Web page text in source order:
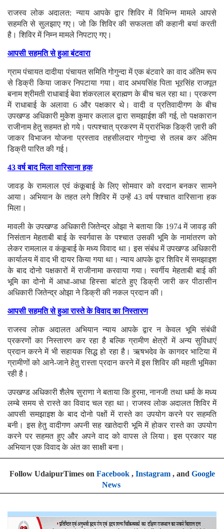
राजस्व लोक अदालत: न्याय आपके द्वार शिविर में विभिन्न मामले आपसे
सहमति से सुलझाए गए। जो कि शिविर की सफलता की कहानी बयां करती
है। शिविर में निम्न मामले निपटाए गए।
आपसी सहमति से हुआ बंटवारा
ग्राम पंचायत दादीया पंचायत समिति गोगुन्दा में एक बंटवारे का वाद अंतिम रूप
से डिक्री किया जाकर निपटाया गया। वाद अभयसिंह पिता भूरसिंह राजपूत
बनाम श्रीमती राधाबाई बेवा शंकरलाल ब्राह्मण के बीच चल रहा था। प्रकरण
में राधाबाई के अलावा 6 और पक्षकार थे। वादी व प्रतिवादीगण के बीच
उपखण्ड अधिकारी मुकेश कुमार कलाल द्वारा समझाईश की गई, तो पक्षकारान
राजीनाम हेतु सहमत हो गये। पत्पश्चात् प्रकरण में प्रारंभिक डिक्री ज़ारी की
जाकर विभाजन योजना प्रस्ताव तहसीलदार गोगुन्दा से तलब कर अंतिम
डिक्री पारित की गई।
43 वर्ष बाद मिला वारिसाना हक
जावड़ के रामलाल एवं कंकूबाई के लिए सोमवार को वरदान बनकर सामने
आया। अभियान के तहत लगे शिविर में उन्हें 43 वर्ष पश्चात वारिसाना हक
मिला।
मावली के उपखण्ड अधिकारी जितेन्द्र ओझा ने बताया कि 1974 में जावड़ की
निसंतान मेहताबी बाई के स्वर्गवास के पश्चात उसकी भूमि के नामांतरण को
लेकर रामलाल व कंकूबाई के मध्य विवाद था। इस संबंध में उपखण्ड अधिकारी
कार्यालय में वाद भी दायर किया गया था। न्याय आपके द्वार शिविर में समझाइश
के बाद दोनो पक्षकारों में राजीनामा करवाया गया। स्वर्गीय मेहताबी बाई की
भूमि का दोनो में आधा-आधा हिस्सा बांटते हुए डिक्री जारी कर पीठासीन
अधिकारी जितेन्द्र ओझा ने डिक्री की नकल प्रदान की।
आपसी सहमति से हुआ रास्ते के विवाद का निस्तारण
राजस्व लोक अदालत अभियान न्याय आपके द्वार न केवल भूमि संबंधी
प्रकरणों का निस्तारण कर रहा है बल्कि ग्रामीण क्षेत्रों में अन्य सुविधाएं
प्रदान करने में भी सहायक सिद्ध हो रहा है। ऋषभदेव के कागदर भाटिया में
ग्रामीणों को आने-जाने हेतु रास्ता प्रदान करने में इस शिविर की महती भूमिका
रही है।
उपखण्ड अधिकारी शैलेष सुराणा ने बताया कि हुरमा, नानजी तथा धर्मा के मध्य
लम्बे समय से रास्ते का विवाद चल रहा था। राजस्व लोक अदालत शिविर में
आपसी समझाइश के बाद दोनो पक्षों में रास्ते का उपयोग करने पर सहमति
बनी। इस हेतु वादीगण अपनी सह खातेदारी भूमि में होकर रास्ते का उपयोग
करने पर सहमत हुए और अपने वाद को वापस ले लिया। इस प्रकार यह
अभियान एक विवाद के अंत का साक्षी बना।
Follow UdaipurTimes on Facebook, Instagram, and Google
News